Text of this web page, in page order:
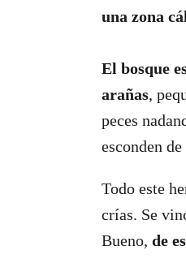
una zona
El bosque
arañas,
peces
esconden
Todo este
crías. Se
Bueno, de